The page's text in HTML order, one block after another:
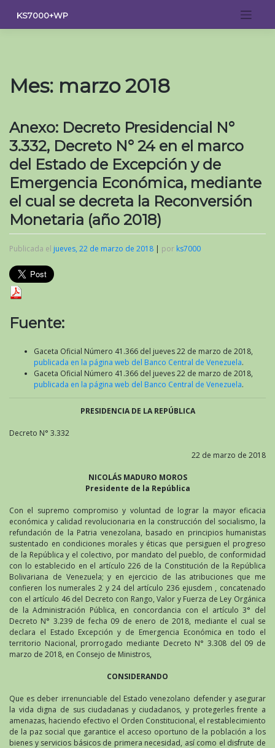
contenido
KS7000+WP
Mes: marzo 2018
Anexo: Decreto Presidencial N°
3.332, Decreto N° 24 en el marco
del Estado de Excepción y de
Emergencia Económica, mediante
el cual se decreta la Reconversión
Monetaria (año 2018)
Publicada el jueves, 22 de marzo de 2018 | por ks7000
Fuente:
Gaceta Oficial Número 41.366 del jueves 22 de marzo de 2018,
publicada en la página web del Banco Central de Venezuela.
Gaceta Oficial Número 41.366 del jueves 22 de marzo de 2018,
publicada en la página web del Banco Central de Venezuela.
PRESIDENCIA DE LA REPÚBLICA
Decreto N° 3.332
22 de marzo de 2018
NICOLÁS MADURO MOROS
Presidente de la República
Con el supremo compromiso y voluntad de lograr la mayor eficacia
económica y calidad revolucionaria en la construcción del socialismo, la
refundación de la Patria venezolana, basado en principios humanistas
sustentado en condiciones morales y éticas que persiguen el progreso
de la República y el colectivo, por mandato del pueblo, de conformidad
con lo establecido en el artículo 226 de la Constitución de la República
Bolivariana de Venezuela; y en ejercicio de las atribuciones que me
confieren los numerales 2 y 24 del artículo 236 ejusdem , concatenado
con el artículo 46 del Decreto con Rango, Valor y Fuerza de Ley Orgánica
de la Administración Pública, en concordancia con el artículo 3° del
Decreto N° 3.239 de fecha 09 de enero de 2018, mediante el cual se
declara el Estado Excepción y de Emergencia Económica en todo el
territorio Nacional, prorrogado mediante Decreto N° 3.308 del 09 de
marzo de 2018, en Consejo de Ministros,
CONSIDERANDO
Que es deber irrenunciable del Estado venezolano defender y asegurar
la vida digna de sus ciudadanas y ciudadanos, y protegerles frente a
amenazas, haciendo efectivo el Orden Constitucional, el restablecimiento
de la paz social que garantice el acceso oportuno de la población a los
bienes y servicios básicos de primera necesidad, así como el disfrute de